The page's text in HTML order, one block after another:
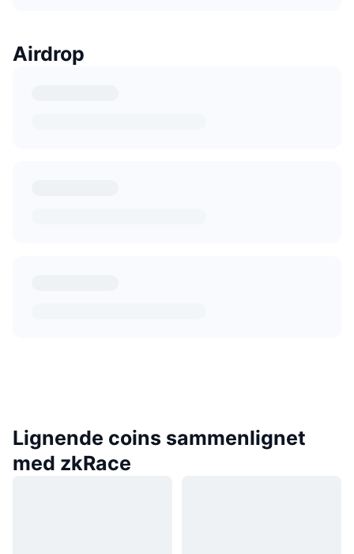
Airdrop
Lignende coins sammenlignet
med zkRace